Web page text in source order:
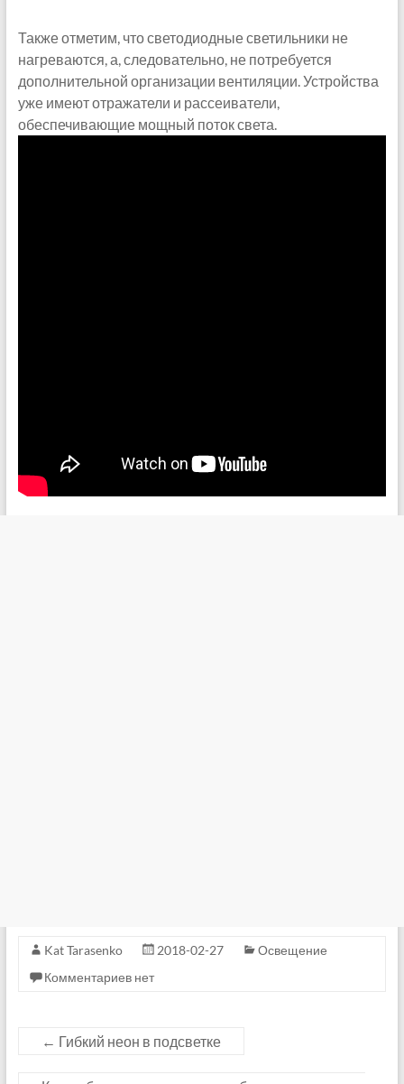
Также отметим, что светодиодные светильники не
нагреваются, а, следовательно, не потребуется
дополнительной организации вентиляции. Устройства
уже имеют отражатели и рассеиватели,
обеспечивающие мощный поток света.
Kat Tarasenko 2018-02-27
Освещение
Комментариев нет
← Гибкий неон в подсветке